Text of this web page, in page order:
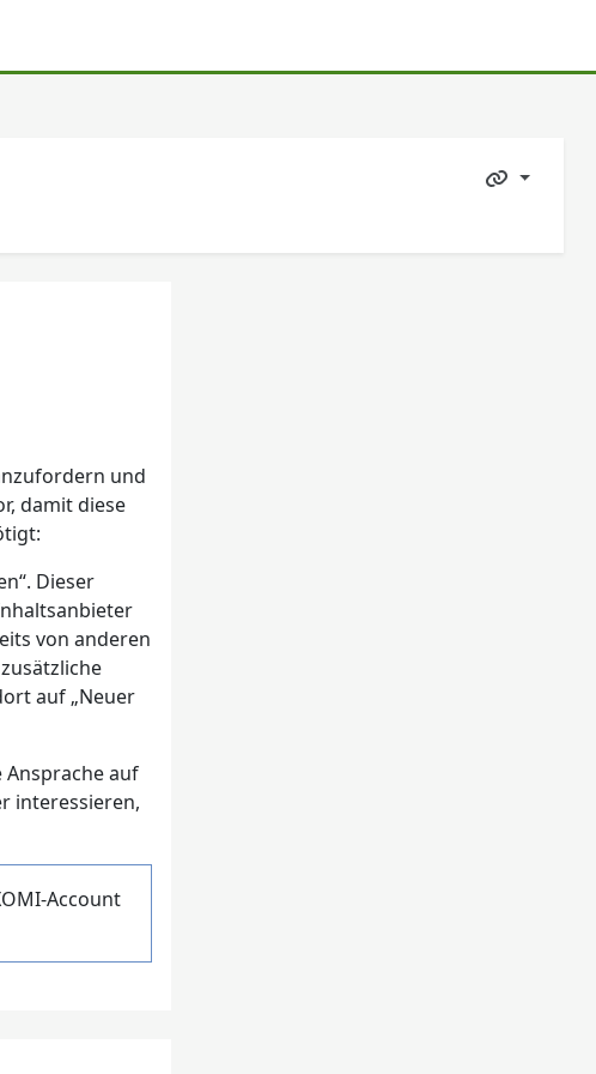
und
damit diese
Dieser
von anderen
auf „Neuer
auf
interessieren,
Account